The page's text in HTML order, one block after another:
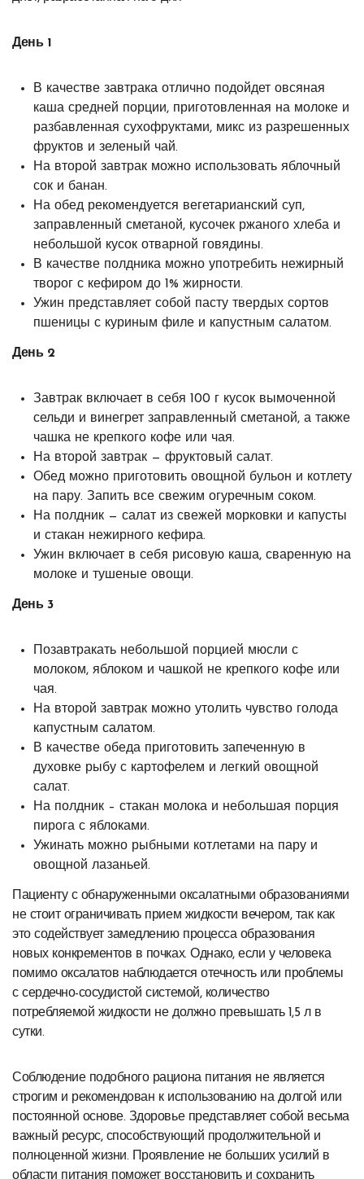
День 1
В качестве завтрака отлично подойдет овсяная
каша средней порции, приготовленная на молоке и
разбавленная сухофруктами, микс из разрешенных
фруктов и зеленый чай.
На второй завтрак можно использовать яблочный
сок и банан.
На обед рекомендуется вегетарианский суп,
заправленный сметаной, кусочек ржаного хлеба и
небольшой кусок отварной говядины.
В качестве полдника можно употребить нежирный
творог с кефиром до 1% жирности.
Ужин представляет собой пасту твердых сортов
пшеницы с куриным филе и капустным салатом.
День 2
Завтрак включает в себя 100 г кусок вымоченной
сельди и винегрет заправленный сметаной, а также
чашка не крепкого кофе или чая.
На второй завтрак — фруктовый салат.
Обед можно приготовить овощной бульон и котлету
на пару. Запить все свежим огуречным соком.
На полдник — салат из свежей морковки и капусты
и стакан нежирного кефира.
Ужин включает в себя рисовую каша, сваренную на
молоке и тушеные овощи.
День 3
Позавтракать небольшой порцией мюсли с
молоком, яблоком и чашкой не крепкого кофе или
чая.
На второй завтрак можно утолить чувство голода
капустным салатом.
В качестве обеда приготовить запеченную в
духовке рыбу с картофелем и легкий овощной
салат.
На полдник – стакан молока и небольшая порция
пирога с яблоками.
Ужинать можно рыбными котлетами на пару и
овощной лазаньей.
Пациенту с обнаруженными оксалатными образованиями
не стоит ограничивать прием жидкости вечером, так как
это содействует замедлению процесса образования
новых конкрементов в почках. Однако, если у человека
помимо оксалатов наблюдается отечность или проблемы
с сердечно-сосудистой системой, количество
потребляемой жидкости не должно превышать 1,5 л в
сутки.
Соблюдение подобного рациона питания не является
строгим и рекомендован к использованию на долгой или
постоянной основе. Здоровье представляет собой весьма
важный ресурс, способствующий продолжительной и
полноценной жизни. Проявление не больших усилий в
области питания поможет восстановить и сохранить